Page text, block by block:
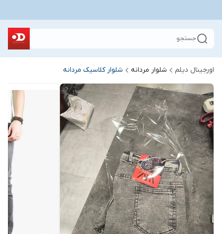
جستجو
اورجینال دیلم شلوار مردانه شلوار کلاسیک مردانه